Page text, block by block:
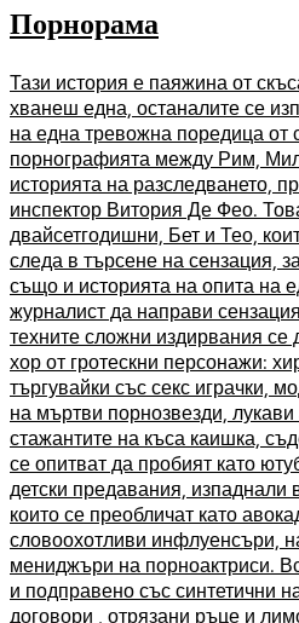
Порнорама
Тази история е паяжина от
хванеш една, останалите се
на една тревожна поредица от
порнографията между Рим,
историята на разследването,
инспектор Витория Де Фео.
двайсетгодишни, Бет и Тео,
следа в търсене на сензация,
също и историята на опита на
журналист да направи
техните сложни издирвания
хор от гротескни персонажи:
търгувайки със секс играчки,
на мъртви порнозвезди,
стажантите на къса каишка,
се опитват да пробият като
детски предавания, изпаднали
които се преобличат като
словоохотливи инфлуенсъри,
мениджъри на порноактриси.
и подправено със синтетични
договори , отрязани ръце и